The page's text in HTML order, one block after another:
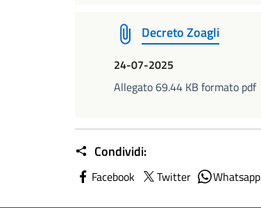
Decreto Zoagli
24-07-2025
Allegato 69.44 KB formato pdf
Condividi:
Facebook Twitter Whatsapp